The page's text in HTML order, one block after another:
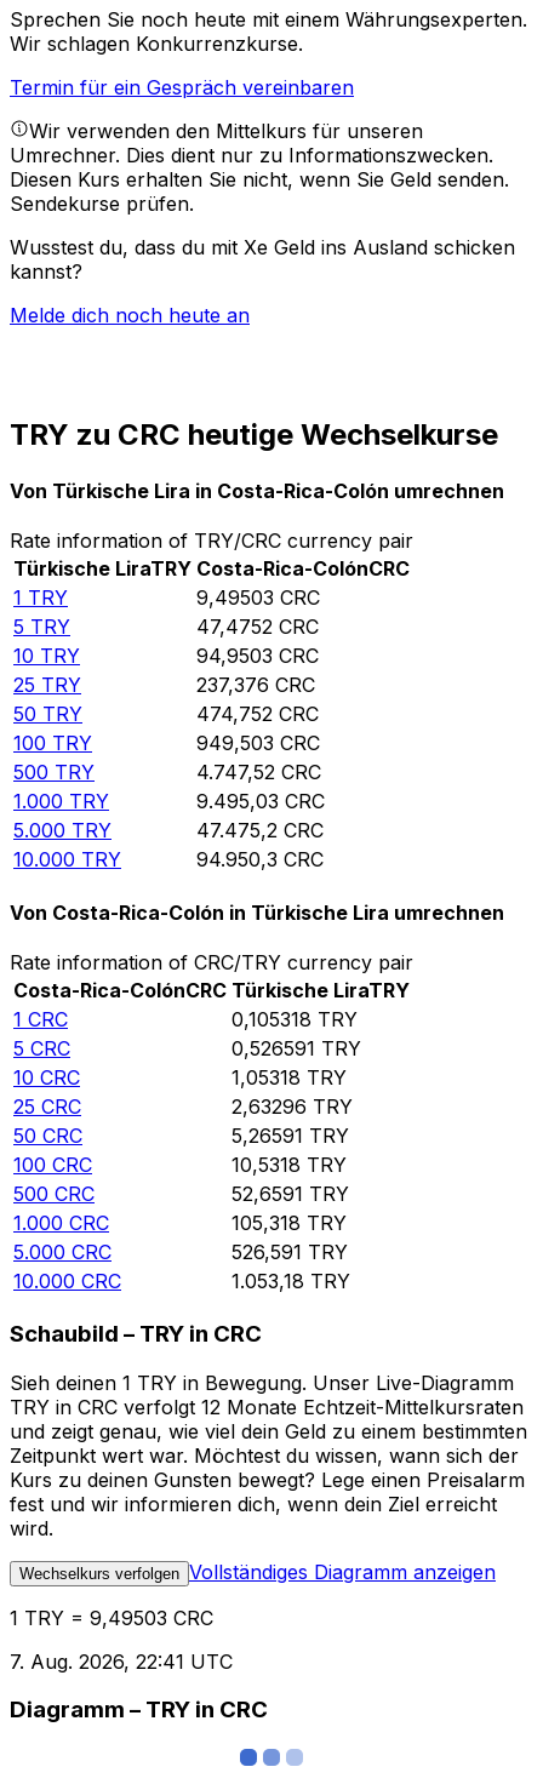
Sprechen Sie noch heute mit einem Währungsexperten.
Wir schlagen Konkurrenzkurse.
Termin für ein Gespräch vereinbaren
Wir verwenden den Mittelkurs für unseren
Umrechner. Dies dient nur zu Informationszwecken.
Diesen Kurs erhalten Sie nicht, wenn Sie Geld senden.
Sendekurse prüfen.
Wusstest du, dass du mit Xe Geld ins Ausland schicken
kannst?
Melde dich noch heute an
TRY zu CRC heutige Wechselkurse
Von Türkische Lira in Costa-Rica-Colón umrechnen
Rate information of TRY/CRC currency pair
Türkische LiraTRY Costa-Rica-ColónCRC
1 TRY 9,49503 CRC
5 TRY 47,4752 CRC
10 TRY 94,9503 CRC
25 TRY 237,376 CRC
50 TRY 474,752 CRC
100 TRY 949,503 CRC
500 TRY 4.747,52 CRC
1.000 TRY 9.495,03 CRC
5.000 TRY 47.475,2 CRC
10.000 TRY 94.950,3 CRC
Von Costa-Rica-Colón in Türkische Lira umrechnen
Rate information of CRC/TRY currency pair
Costa-Rica-ColónCRC Türkische LiraTRY
1 CRC 0,105318 TRY
5 CRC 0,526591 TRY
10 CRC 1,05318 TRY
25 CRC 2,63296 TRY
50 CRC 5,26591 TRY
100 CRC 10,5318 TRY
500 CRC 52,6591 TRY
1.000 CRC 105,318 TRY
5.000 CRC 526,591 TRY
10.000 CRC 1.053,18 TRY
Schaubild – TRY in CRC
Sieh deinen 1 TRY in Bewegung. Unser Live-Diagramm
TRY in CRC verfolgt 12 Monate Echtzeit-Mittelkursraten
und zeigt genau, wie viel dein Geld zu einem bestimmten
Zeitpunkt wert war. Möchtest du wissen, wann sich der
Kurs zu deinen Gunsten bewegt? Lege einen Preisalarm
fest und wir informieren dich, wenn dein Ziel erreicht
wird.
Wechselkurs verfolgen Vollständiges Diagramm anzeigen
1 TRY = 9,49503 CRC
7. Aug. 2026, 22:41 UTC
Diagramm – TRY in CRC